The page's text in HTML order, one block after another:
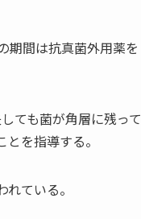
期間は抗真菌外用薬を
ても菌が角層に残って
を指導する。
ている。